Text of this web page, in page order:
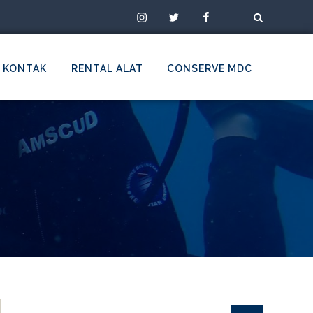
InstagramTwitterFacebookTikTok
KONTAK RENTAL ALAT CONSERVE MDC